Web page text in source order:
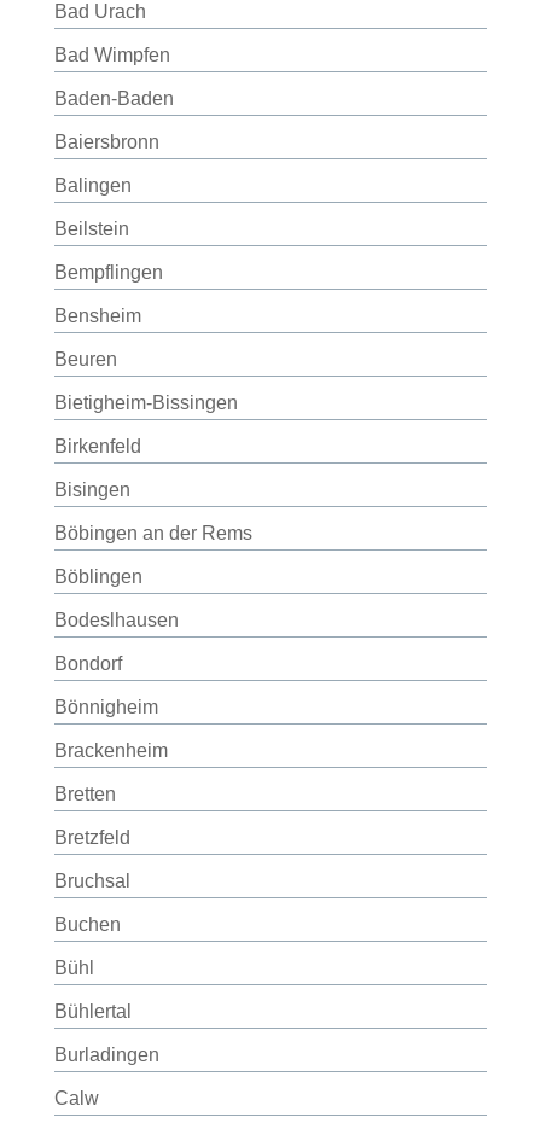
Bad Urach
Bad Wimpfen
Baden-Baden
Baiersbronn
Balingen
Beilstein
Bempflingen
Bensheim
Beuren
Bietigheim-Bissingen
Birkenfeld
Bisingen
Böbingen an der Rems
Böblingen
Bodeslhausen
Bondorf
Bönnigheim
Brackenheim
Bretten
Bretzfeld
Bruchsal
Buchen
Bühl
Bühlertal
Burladingen
Calw